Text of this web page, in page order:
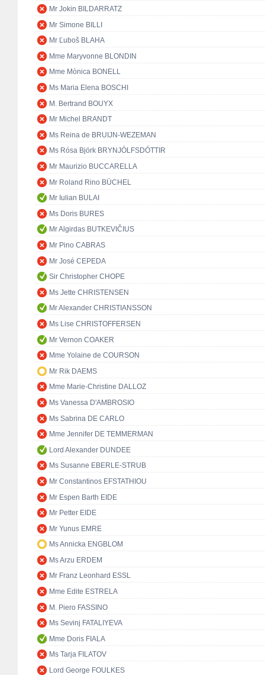
Mr Jokin BILDARRATZ
Mr Simone BILLI
Mr Ľuboš BLAHA
Mme Maryvonne BLONDIN
Mme Mònica BONELL
Ms Maria Elena BOSCHI
M. Bertrand BOUYX
Mr Michel BRANDT
Ms Reina de BRUIJN-WEZEMAN
Ms Rósa Björk BRYNJÓLFSDÓTTIR
Mr Maurizio BUCCARELLA
Mr Roland Rino BÜCHEL
Mr Iulian BULAI
Ms Doris BURES
Mr Algirdas BUTKEVIČIUS
Mr Pino CABRAS
Mr José CEPEDA
Sir Christopher CHOPE
Ms Jette CHRISTENSEN
Mr Alexander CHRISTIANSSON
Ms Lise CHRISTOFFERSEN
Mr Vernon COAKER
Mme Yolaine de COURSON
Mr Rik DAEMS
Mme Marie-Christine DALLOZ
Ms Vanessa D'AMBROSIO
Ms Sabrina DE CARLO
Mme Jennifer DE TEMMERMAN
Lord Alexander DUNDEE
Ms Susanne EBERLE-STRUB
Mr Constantinos EFSTATHIOU
Mr Espen Barth EIDE
Mr Petter EIDE
Mr Yunus EMRE
Ms Annicka ENGBLOM
Ms Arzu ERDEM
Mr Franz Leonhard ESSL
Mme Edite ESTRELA
M. Piero FASSINO
Ms Sevinj FATALIYEVA
Mme Doris FIALA
Ms Tarja FILATOV
Lord George FOULKES